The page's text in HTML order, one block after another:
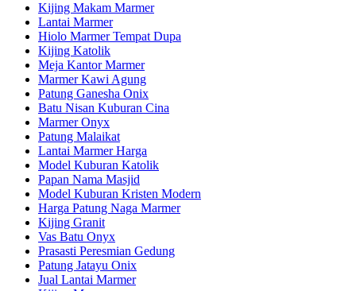
Kijing Makam Marmer
Lantai Marmer
Hiolo Marmer Tempat Dupa
Kijing Katolik
Meja Kantor Marmer
Marmer Kawi Agung
Patung Ganesha Onix
Batu Nisan Kuburan Cina
Marmer Onyx
Patung Malaikat
Lantai Marmer Harga
Model Kuburan Katolik
Papan Nama Masjid
Model Kuburan Kristen Modern
Harga Patung Naga Marmer
Kijing Granit
Vas Batu Onyx
Prasasti Peresmian Gedung
Patung Jatayu Onix
Jual Lantai Marmer